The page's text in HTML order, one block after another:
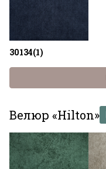
30134(1)
Велюр «Hilton»